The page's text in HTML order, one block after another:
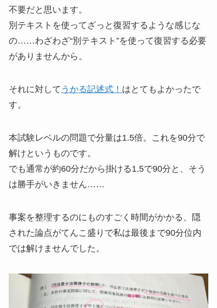
不要だと思います。
別テキストを使ってざっと復習するような感じな
の……わざわざ“別テキスト”を使って復習する必要
がありませんから。
それに対して うかる記述式！ はとてもよかったで
す。
本試験レベルの問題で分量は1.5倍。これを90分で
解けというものです。
でも通常が約60分だから掛ける1.5で90分と、そう
は勝手がいきません……
事案を整理するのにものすごく時間がかかる、隠
された論点がてんこ盛りで私は最後まで90分位内
では解けませんでした。